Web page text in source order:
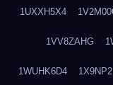
1UXXH5X4
1VV8ZAHG
1WUHK6D4